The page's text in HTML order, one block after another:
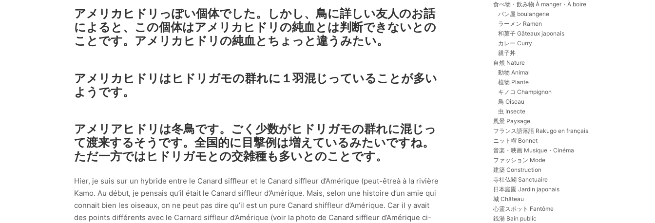
アメリカヒドリっぽい個体でした。しかし、鳥に詳しい友人のお話
によると、この個体はアメリカヒドリの純血とは判断できないとの
ことです。アメリカヒドリの純血とちょっと違うみたい。
アメリカヒドリはヒドリガモの群れに１羽混じっていることが多い
ようです。
アメリアヒドリは冬鳥です。ごく少数がヒドリガモの群れに混じっ
て渡来するそうです。全国的に目撃例は増えているみたいですね。
ただ一方ではヒドリガモとの交雑種も多いとのことです。
Hier, je suis sur un hybride entre le Canard siffleur et le Canard siffleur d’Amérique (peut-êtreà à la rivière
Kamo. Au début, je pensais qu’il était le Canard siffleur d’Amérique. Mais, selon une histoire d’un amie qui
connait bien les oiseaux, on ne peut pas dire qu’il est un pure Canard shiffleur d’Amérique. Car il y avait
des points différents avec le Carnard siffleur d’Amérique (voir la photo de Canard siffleur d’Amérique ci-
食べ物・飲み物 À manger・À boire
パン屋 boulangerie
ラーメン Ramen
和菓子 Gâteaux japonais
カレー Curry
親子丼
自然 Nature
動物 Animal
植物 Plante
キノコ Champignon
鳥 Oiseau
虫 Insecte
風景 Paysage
フランス語落語 Rakugo en français
ニット帽 Bonnet
音楽・映画 Musique・Cinéma
ファッション Mode
建築 Construction
寺社仏閣 Sanctuaire
日本庭園 Jardin japonais
城 Château
心霊スポット Fantôme
銭湯 Bain public